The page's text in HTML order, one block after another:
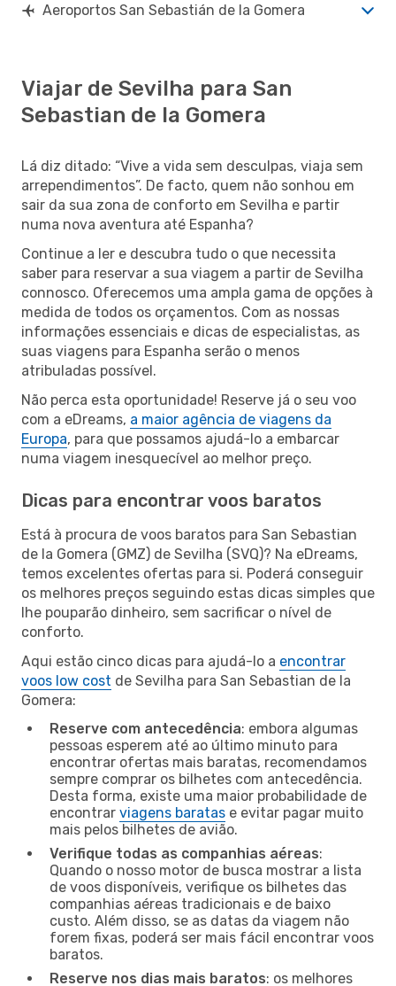
Aeroportos San Sebastián de la Gomera
Viajar de Sevilha para San
Sebastian de la Gomera
Lá diz ditado: “Vive a vida sem desculpas, viaja sem
arrependimentos”. De facto, quem não sonhou em
sair da sua zona de conforto em Sevilha e partir
numa nova aventura até Espanha?
Continue a ler e descubra tudo o que necessita
saber para reservar a sua viagem a partir de Sevilha
connosco. Oferecemos uma ampla gama de opções à
medida de todos os orçamentos. Com as nossas
informações essenciais e dicas de especialistas, as
suas viagens para Espanha serão o menos
atribuladas possível.
Não perca esta oportunidade! Reserve já o seu voo
com a eDreams, a maior agência de viagens da
Europa, para que possamos ajudá-lo a embarcar
numa viagem inesquecível ao melhor preço.
Dicas para encontrar voos baratos
Está à procura de voos baratos para San Sebastian
de la Gomera (GMZ) de Sevilha (SVQ)? Na eDreams,
temos excelentes ofertas para si. Poderá conseguir
os melhores preços seguindo estas dicas simples que
lhe pouparão dinheiro, sem sacrificar o nível de
conforto.
Aqui estão cinco dicas para ajudá-lo a encontrar
voos low cost de Sevilha para San Sebastian de la
Gomera:
Reserve com antecedência: embora algumas
pessoas esperem até ao último minuto para
encontrar ofertas mais baratas, recomendamos
sempre comprar os bilhetes com antecedência.
Desta forma, existe uma maior probabilidade de
encontrar viagens baratas e evitar pagar muito
mais pelos bilhetes de avião.
Verifique todas as companhias aéreas:
Quando o nosso motor de busca mostrar a lista
de voos disponíveis, verifique os bilhetes das
companhias aéreas tradicionais e de baixo
custo. Além disso, se as datas da viagem não
forem fixas, poderá ser mais fácil encontrar voos
baratos.
Reserve nos dias mais baratos: os melhores